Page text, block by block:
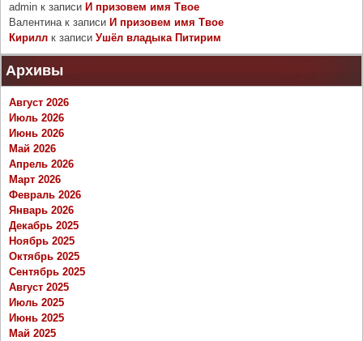
admin к записи И призовем имя Твое
Валентинак записи И призовем имя Твое
Кирилл к записи Ушёл владыка Питирим
Архивы
Август 2026
Июль 2026
Июнь 2026
Май 2026
Апрель 2026
Март 2026
Февраль 2026
Январь 2026
Декабрь 2025
Ноябрь 2025
Октябрь 2025
Сентябрь 2025
Август 2025
Июль 2025
Июнь 2025
Май 2025